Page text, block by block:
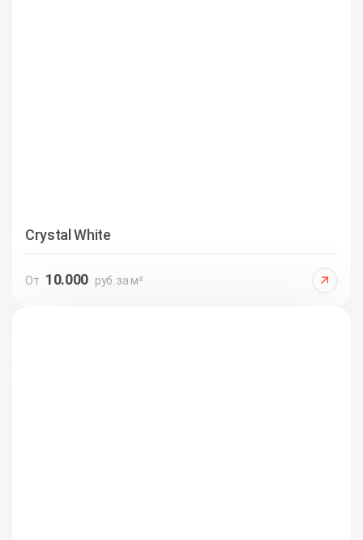
Crystal White
От 10.000 руб. за м²